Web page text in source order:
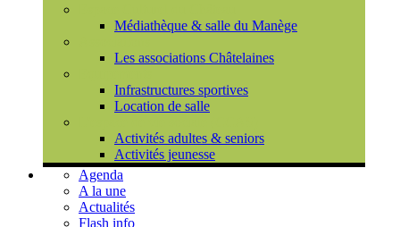
Médiathèque & salle du Manège
Les associations Châtelaines
Infrastructures sportives
Location de salle
Activités adultes & seniors
Activités jeunesse
Agenda
A la une
Actualités
Flash info